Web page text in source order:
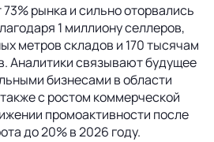
рынка и сильно оторвались
1 миллиону селлеров,
метров складов и 170 тысячам
Аналитики связывают будущее
бизнесами в области
с ростом коммерческой
промоактивности после
до 20% в 2026 году.